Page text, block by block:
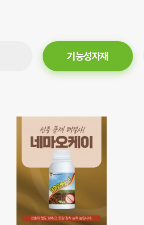
기능성자재